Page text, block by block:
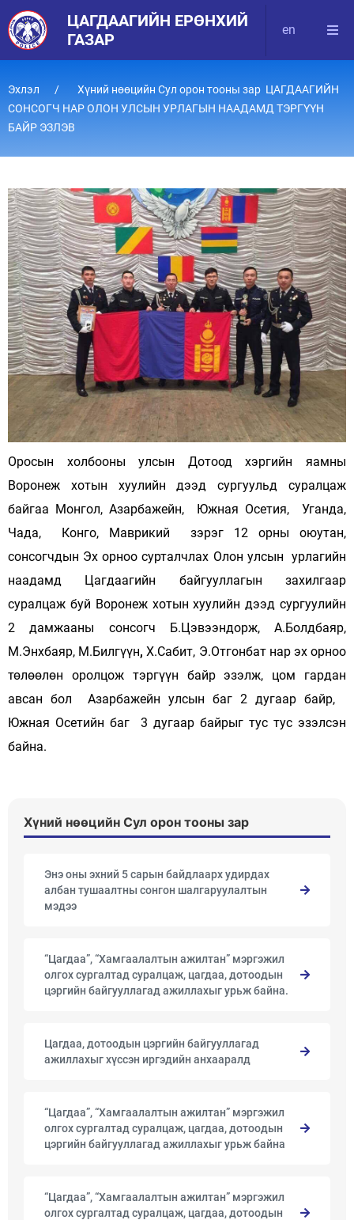
ЦАГДААГИЙН ЕРӨНХИЙ
ГАЗАР
en
Эхлэл
Хүний нөөцийн Сул орон тооны зар ЦАГДААГИЙН
СОНСОГЧ НАР ОЛОН УЛСЫН УРЛАГЫН НААДАМД ТЭРГҮҮН
БАЙР ЭЗЛЭВ
Оросын холбооны улсын Дотоод хэргийн яамны
Воронеж хотын хуулийн дээд сургуульд суралцаж
байгаа Монгол, Азарбажейн, Южная Осетия, Уганда,
Чада, Конго, Маврикий зэрэг 12 орны оюутан,
сонсогчдын Эх орноо сурталчлах Олон улсын урлагийн
наадамд Цагдаагийн байгууллагын захилгаар
суралцаж буй Воронеж хотын хуулийн дээд сургуулийн
2 дамжааны сонсогч Б.Цэвээндорж, А.Болдбаяр,
М.Энхбаяр, М.Билгүүн,Х.Сабит, Э.Отгонбат нар эх орноо
төлөөлөн оролцож тэргүүн байр эзэлж, цом гардан
авсан бол Азарбажейн улсын баг 2 дугаар байр,
Южная Осетийн баг 3 дугаар байрыг тус тус эзэлсэн
байна.
Хүний нөөцийн Сул орон тооны зар
Энэ оны эхний 5 сарын байдлаарх удирдах
албан тушаалтны сонгон шалгаруулалтын
мэдээ
“Цагдаа”, “Хамгаалалтын ажилтан” мэргэжил
олгох сургалтад суралцаж, цагдаа, дотоодын
цэргийн байгууллагад ажиллахыг урьж байна.
Цагдаа, дотоодын цэргийн байгууллагад
ажиллахыг хүссэн иргэдийн анхааралд
“Цагдаа”, “Хамгаалалтын ажилтан” мэргэжил
олгох сургалтад суралцаж, цагдаа, дотоодын
цэргийн байгууллагад ажиллахыг урьж байна
“Цагдаа”, “Хамгаалалтын ажилтан” мэргэжил
олгох сургалтад суралцаж, цагдаа, дотоодын